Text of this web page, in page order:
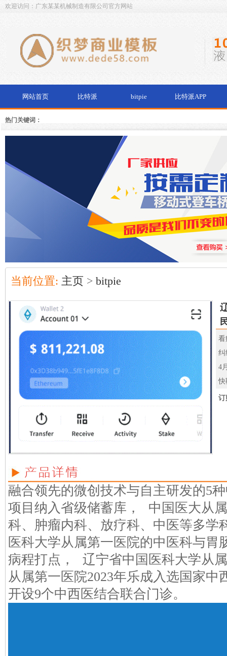
欢迎访问：广东某某机械制造有限公司官方网站
网站首页 比特派 bitpie 比特派APP
热门关键词：
当前位置: 主页 > bitpie
看
纠
4
快
订
融合领先的微创技术与自主研发的5
项目纳入省级储蓄库， 中国医大从
科、肿瘤内科、放疗科、中医等多学
医科大学从属第一医院的中医科与胃
病程打点， 辽宁省中国医科大学从
从属第一医院2023年乐成入选国家中
开设9个中西医结合联合门诊。